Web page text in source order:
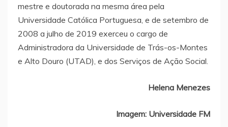
mestre e doutorada na mesma área pela
Universidade Católica Portuguesa, e de setembro de
2008 a julho de 2019 exerceu o cargo de
Administradora da Universidade de Trás-os-Montes
e Alto Douro (UTAD), e dos Serviços de Ação Social.
Helena Menezes
Imagem: Universidade FM